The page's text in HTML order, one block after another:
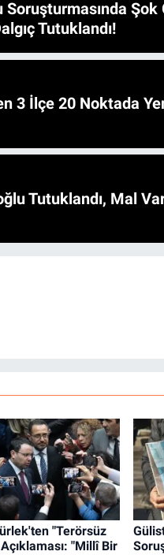
Soruşturmasında
Tutuklandı!
Asfalt
Tutuklandı, Mal
"Terörsüz
"Millî Bir